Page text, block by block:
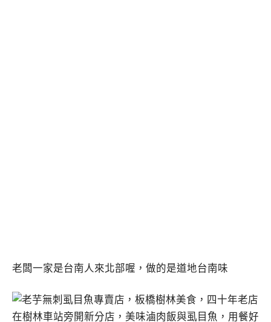
老闆一家是台南人來北部喔，做的是道地台南味